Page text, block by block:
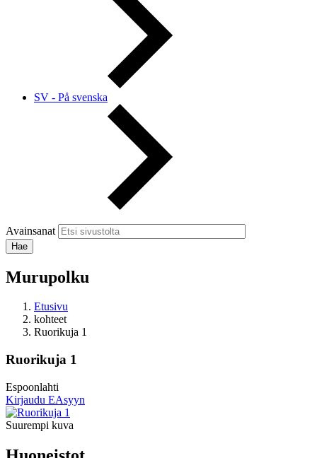
SV - På svenska
Avainsanat
Murupolku
Etusivu
kohteet
Ruorikuja 1
Ruorikuja 1
Espoonlahti
Kirjaudu EAsyyn
Suurempi kuva